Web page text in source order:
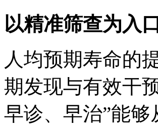
以精准筛查为入
人均预期寿命的
期发现与有效干
早诊、早治”能